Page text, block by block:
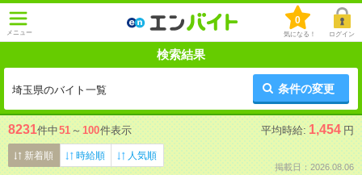
メニュー
0
気になる！ ログイン
検索結果
埼玉県のバイト一覧 条件の変更
8231件中51 ～ 100件表示 平均時給: 1,454 円
新着順 時給順 人気順
掲載日：2026.08.06